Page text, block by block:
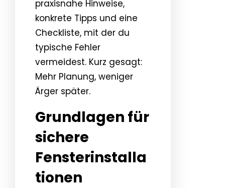
praxisnahe Hinweise,
konkrete Tipps und eine
Checkliste, mit der du
typische Fehler
vermeidest. Kurz gesagt:
Mehr Planung, weniger
Ärger später.
Grundlagen für
sichere
Fensterinstalla
tionen